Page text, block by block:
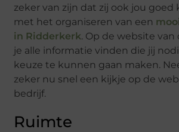
zeker van zijn dat zij ook jou
met het organiseren van een
in Ridderkerk. Op de website
je alle informatie vinden die jij
keuze te kunnen gaan maken.
zeker nu snel een kijkje op de
bedrijf.
Ruimte